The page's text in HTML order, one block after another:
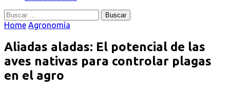
Buscar:
Home Agronomía
Aliadas aladas: El potencial de las
aves nativas para controlar plagas
en el agro